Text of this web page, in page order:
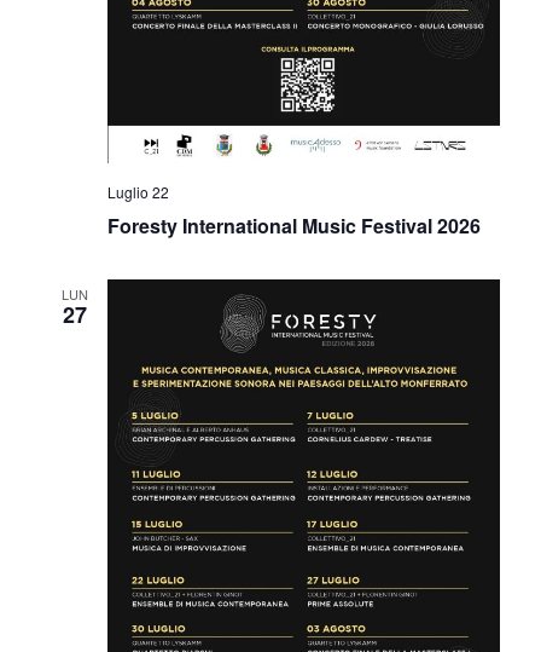
Luglio 22
Foresty International Music Festival 2026
LUN
27